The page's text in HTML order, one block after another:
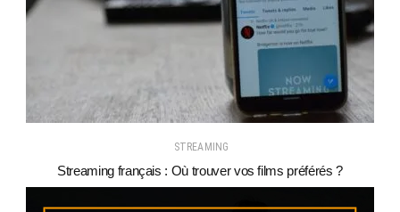
STREAMING
Streaming français : Où trouver vos films préférés ?